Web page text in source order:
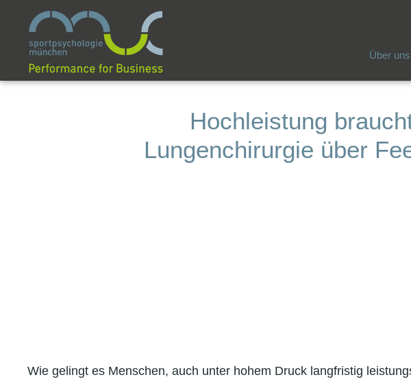
Über uns
Hochleistung
Lungenchirurgie über
Wie gelingt es Menschen, auch unter hohem Druck langfristig